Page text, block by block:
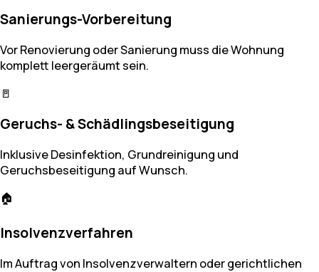
Sanierungs-Vorbereitung
Vor Renovierung oder Sanierung muss die Wohnung
komplett leergeräumt sein.
🚪
Geruchs- & Schädlingsbeseitigung
Inklusive Desinfektion, Grundreinigung und
Geruchsbeseitigung auf Wunsch.
🏠
Insolvenzverfahren
Im Auftrag von Insolvenzverwaltern oder gerichtlichen